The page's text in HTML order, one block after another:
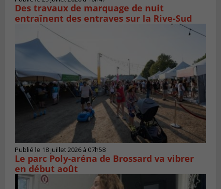
Des travaux de marquage de nuit
entraînent des entraves sur la Rive-Sud
Publié le 18 juillet 2026 à 07h58
Le parc Poly-aréna de Brossard va vibrer
en début août